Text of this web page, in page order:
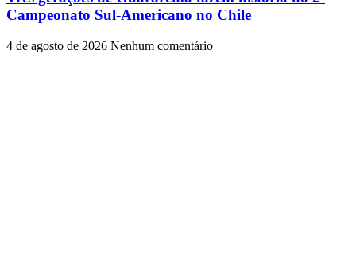
Campeonato Sul-Americano no Chile
4 de agosto de 2026 Nenhum comentário